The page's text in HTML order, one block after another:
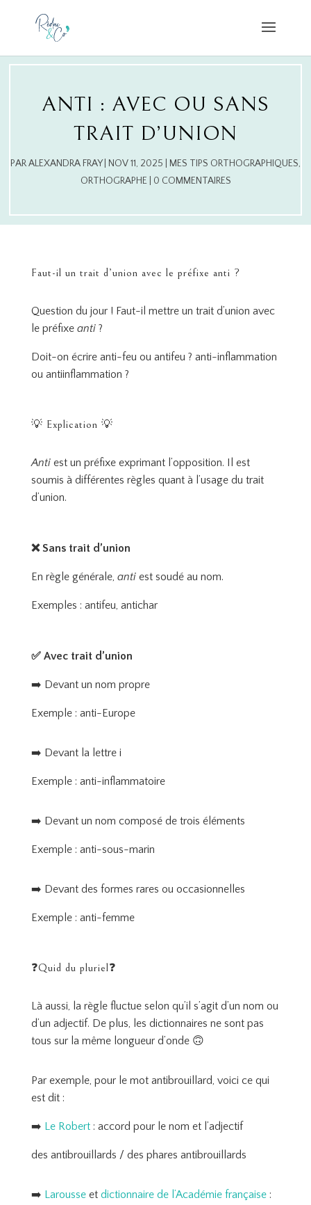
ANTI : AVEC OU SANS
TRAIT D’UNION
PARALEXANDRA FRAY| NOV 11, 2025 MES TIPS ORTHOGRAPHIQUES,
ORTHOGRAPHE| 0 COMMENTAIRES
Faut-il un trait d’union avec le préfixe anti ?
Question du jour ! Faut-il mettre un trait d’union avec
le préfixe anti ?
Doit-on écrire anti-feu ou antifeu ? anti-inflammation
ou antiinflammation ?
💡 Explication 💡
Antiest un préfixe exprimant l’opposition. Il est
soumis à différentes règles quant à l’usage du trait
d’union.
❌ Sanstrait d’union
En règle générale, antiest soudé au nom.
Exemples : antifeu, antichar
✅ Avec trait d’union
➡️ Devant un nom propre
Exemple : anti-Europe
➡️ Devant la lettre i
Exemple : anti-inflammatoire
➡️ Devant un nom composé de trois éléments
Exemple : anti-sous-marin
➡️ Devant des formes rares ou occasionnelles
Exemple : anti-femme
❓Quid du pluriel❓
Là aussi, la règle fluctue selon qu’il s’agit d’un nom ou
d’un adjectif. De plus, les dictionnaires ne sont pas
tous sur la même longueur d’onde 🙃
Par exemple, pour le mot antibrouillard, voici ce qui
est dit :
➡️ Le Robert: accord pour le nom et l’adjectif
des antibrouillards / des phares antibrouillards
➡️ Larousseet dictionnaire de l’Académie française: